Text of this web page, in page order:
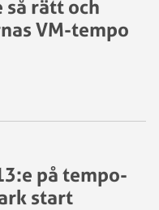
rätt och
VM-tempo
på tempo-
start